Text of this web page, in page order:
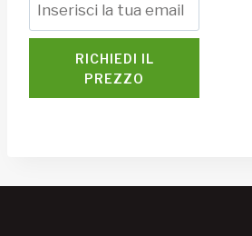
RICHIEDI IL
PREZZO